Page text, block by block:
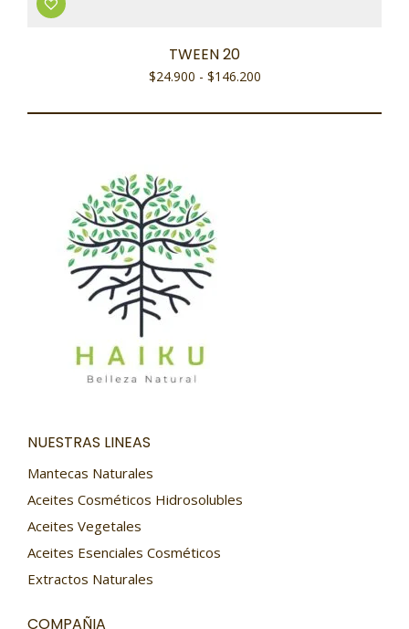
TWEEN 20
$24.900 - $146.200
NUESTRAS LINEAS
Mantecas Naturales
Aceites Cosméticos Hidrosolubles
Aceites Vegetales
Aceites Esenciales Cosméticos
Extractos Naturales
COMPAÑIA